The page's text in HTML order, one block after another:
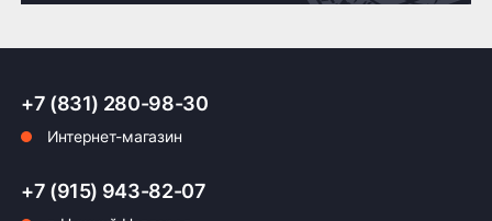
Мы отправляем заказы по всей России всеми
транспортными компаниями (ПЭК, Деловые
Автотрейдинг, Ратэк, Энергия и др.)
+7 (831) 280-98-30
Интернет-магазин
+7 (915) 943-82-07